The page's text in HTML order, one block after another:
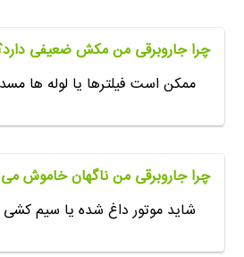
چرا جاروبرقی من مکش ضعیفی
ممکن است فیلترها یا لوله ها
چرا جاروبرقی من ناگهان خاموش
شاید موتور داغ شده یا سیم